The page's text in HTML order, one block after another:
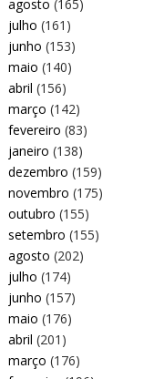
agosto (165)
julho (161)
junho (153)
maio (140)
abril (156)
março (142)
fevereiro (83)
janeiro (138)
dezembro (159)
novembro (175)
outubro (155)
setembro (155)
agosto (202)
julho (174)
junho (157)
maio (176)
abril (201)
março (176)